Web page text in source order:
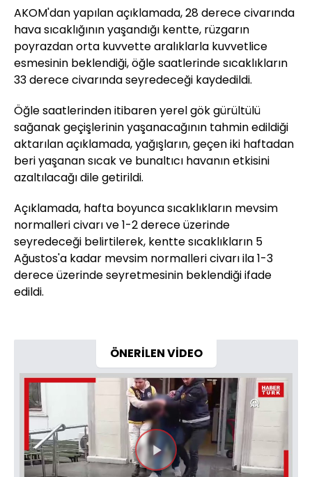
AKOM'dan yapılan açıklamada, 28 derece civarında
hava sıcaklığının yaşandığı kentte, rüzgarın
poyrazdan orta kuvvette aralıklarla kuvvetlice
esmesinin beklendiği, öğle saatlerinde sıcaklıkların
33 derece civarında seyredeceği kaydedildi.
Öğle saatlerinden itibaren yerel gök gürültülü
sağanak geçişlerinin yaşanacağının tahmin edildiği
aktarılan açıklamada, yağışların, geçen iki haftadan
beri yaşanan sıcak ve bunaltıcı havanın etkisini
azaltılacağı dile getirildi.
Açıklamada, hafta boyunca sıcaklıkların mevsim
normalleri civarı ve 1-2 derece üzerinde
seyredeceği belirtilerek, kentte sıcaklıkların 5
Ağustos'a kadar mevsim normalleri civarı ila 1-3
derece üzerinde seyretmesinin beklendiği ifade
edildi.
ÖNERİLEN VİDEO
Videoyu